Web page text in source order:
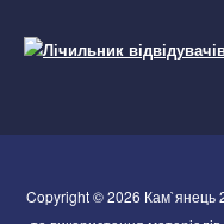
Copyright © 2026 Кам`янець